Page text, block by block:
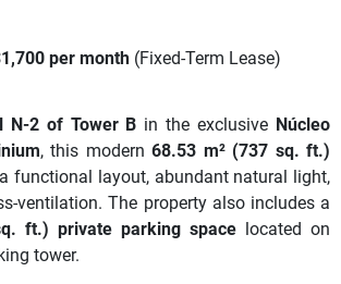
per month (Fixed-Term Lease)
N-2 of Tower B in the exclusive Núcleo
, this modern 68.53 m² (737 sq. ft.)
functional layout, abundant natural light,
ventilation. The property also includes a
ft.) private parking space located on
tower.